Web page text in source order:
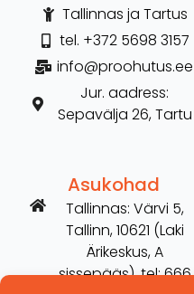
Tallinnas ja Tartus
tel. +372 5698 3157
info@proohutus.ee
Jur. aadress:
Sepavälja 26, Tartu
Asukohad
Tallinnas: Värvi 5,
Tallinn, 10621 (Laki
Ärikeskus, A
sissepääs), tel: 666